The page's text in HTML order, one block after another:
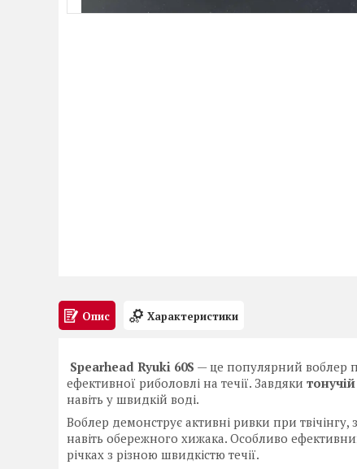
Опис Характеристики
Spearhead Ryuki 60S — це популярний воблер
ефективної риболовлі на течії. Завдяки
навіть у швидкій воді.
Воблер демонструє активні ривки при твічінгу,
навіть обережного хижака. Особливо
річках з різною швидкістю течії.